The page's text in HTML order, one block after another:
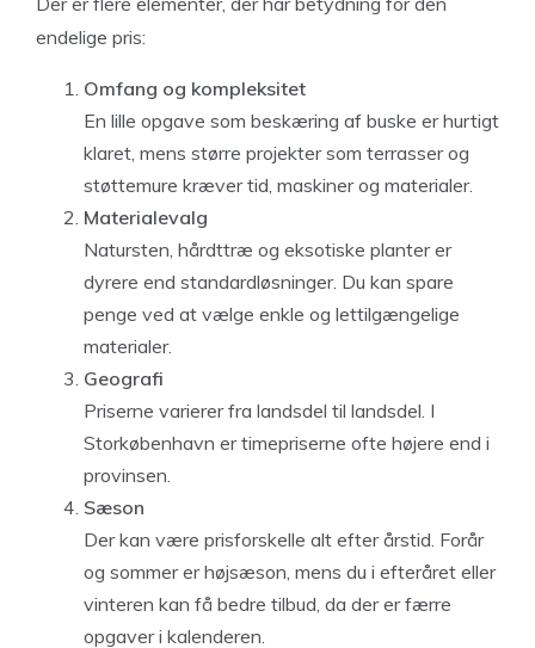
endelige pris:
Omfang og kompleksitet
En lille opgave som beskæring af buske er hurtigt
klaret, mens større projekter som terrasser og
støttemure kræver tid, maskiner og materialer.
Materialevalg
Natursten, hårdttræ og eksotiske planter er
dyrere end standardløsninger. Du kan spare
penge ved at vælge enkle og lettilgængelige
materialer.
Geografi
Priserne varierer fra landsdel til landsdel. I
Storkøbenhavn er timepriserne ofte højere end i
provinsen.
Sæson
Der kan være prisforskelle alt efter årstid. Forår
og sommer er højsæson, mens du i efteråret eller
vinteren kan få bedre tilbud, da der er færre
opgaver i kalenderen.